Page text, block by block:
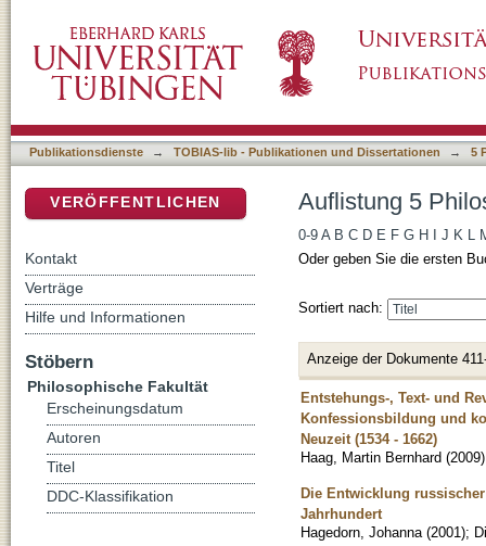
Publikationsdienste → TOBIAS-lib - Publikationen und Dissertationen → 5
Auflistung 5
0-9 A B C D E F G H J K L
Oder geben Sie die ersten
Sortiert nach:
Anzeige der Dokumente
Entstehungs-, Text- und
Konfessionsbildung und
Neuzeit (1534 - 1662)
Haag, Martin Bernhard (2009)
Die Entwicklung
Jahrhundert
Hagedorn, Johanna (2001);
VERÖFFENTLICHEN
Kontakt
Verträge
Hilfe und Informationen
Stöbern
Philosophische Fakultät
Erscheinungsdatum
Autoren
Titel
DDC-Klassifikation